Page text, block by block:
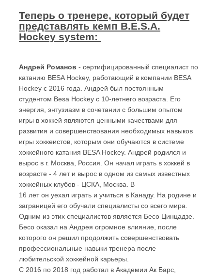
Теперь о тренере, который будет
представлять кемп B.E.S.A.
Hockey system:
Андрей Романов - сертифицированный специалист по
катанию BESA Hockey, работающий в компании BESA
Hockey с 2016 года. Андрей был постоянным
студентом Besa Hockey с 10-летнего возраста. Его
энергия, энтузиазм в сочетании с большим опытом
игры в хоккей являются ценными качествами для
развития и совершенствования необходимых навыков
игры хоккеистов, которым они обучаются в системе
хоккейного катания BESA Hockey. Андрей родился и
вырос в г. Москва, Россия. Он начал играть в хоккей в
возрасте - 4 лет и вырос в одном из самых известных
хоккейных клубов - ЦСКА, Москва. В
16 лет он уехал играть и учиться в Канаду. На родине и
заграницей его обучали специалисты со всего мира.
Одним из этих специалистов является Бесо Цинцадзе.
Бесо оказал на Андрея огромное влияние, после
которого он решил продолжить совершенствовать
профессиональные навыки тренера после
любительской хоккейной карьеры.
С 2016 по 2018 год работал в Академии Ак Барс,